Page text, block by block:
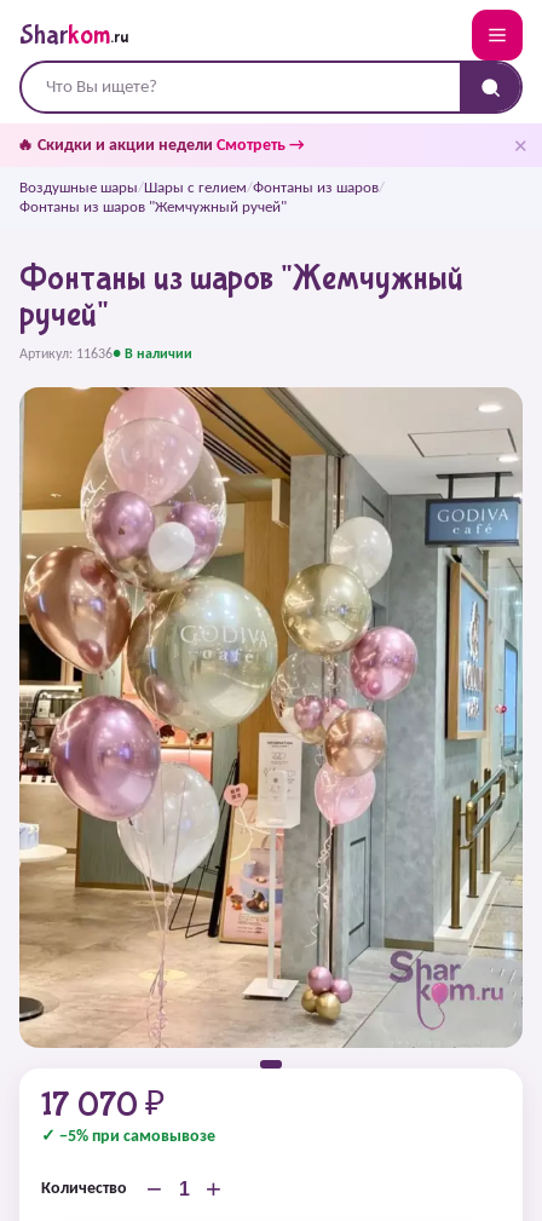
Sharkom.ru
🔥 Скидки и акции недели Смотреть → ✕
Воздушные шары/Шары с гелием/Фонтаны из шаров/
Фонтаны из шаров "Жемчужный ручей"
Фонтаны из шаров "Жемчужный
ручей"
Артикул: 11636● В наличии
17 070 ₽
✓ −5% при самовывозе
Количество − +